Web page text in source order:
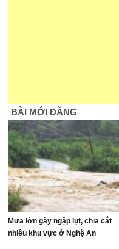
BÀI MỚI ĐĂNG
Mưa lớn gây ngập lụt, chia cắt
nhiều khu vực ở Nghệ An